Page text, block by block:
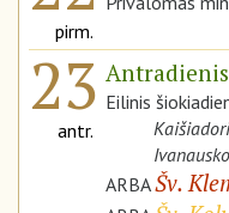
pirm.
23
antr.
Antradienis
Eilinis
ARBAŠv.